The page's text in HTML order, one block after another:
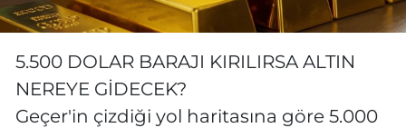
5.500 DOLAR BARAJI KIRILIRSA ALTIN
NEREYE GİDECEK?
Geçer'in çizdiği yol haritasına göre 5.000